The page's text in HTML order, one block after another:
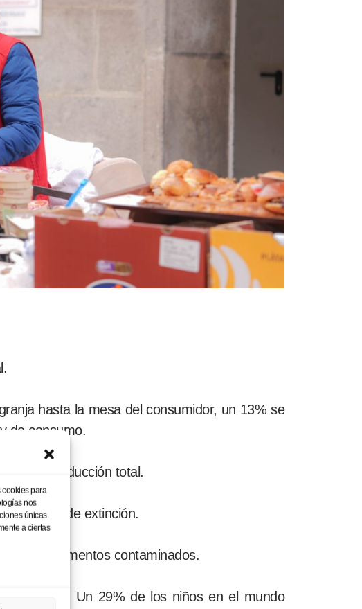
cookies para
nos
únicas
a ciertas
hasta la mesa del consumidor, un 13% se
de consumo.
de la producción total.
en riesgo de extinción.
de alimentos contaminados.
comida. Un 29% de los niños en el mundo